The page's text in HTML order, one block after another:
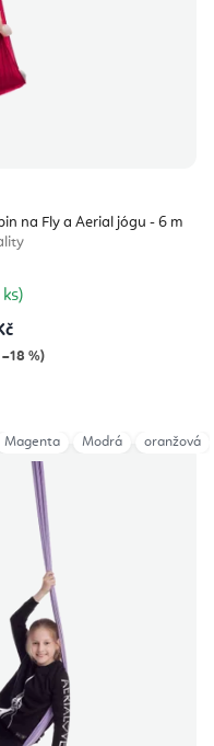
na Fly a Aerial jógu - 6 m
ks)
%)
Magenta Modrá oranžová